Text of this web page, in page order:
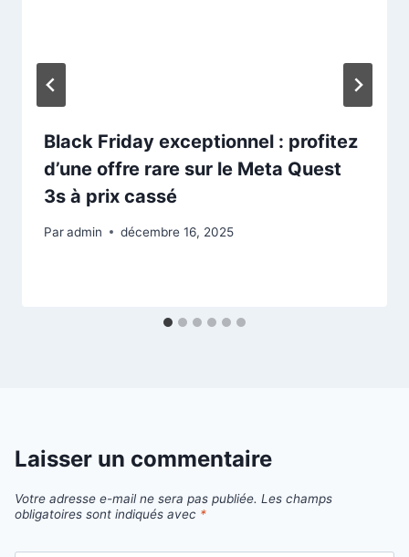
Black Friday exceptionnel : profitez
d’une offre rare sur le Meta Quest
3s à prix cassé
Paradmin décembre 16, 2025
Laisser un commentaire
Votre adresse e-mail ne sera pas publiée. Les champs
obligatoires sont indiqués avec *